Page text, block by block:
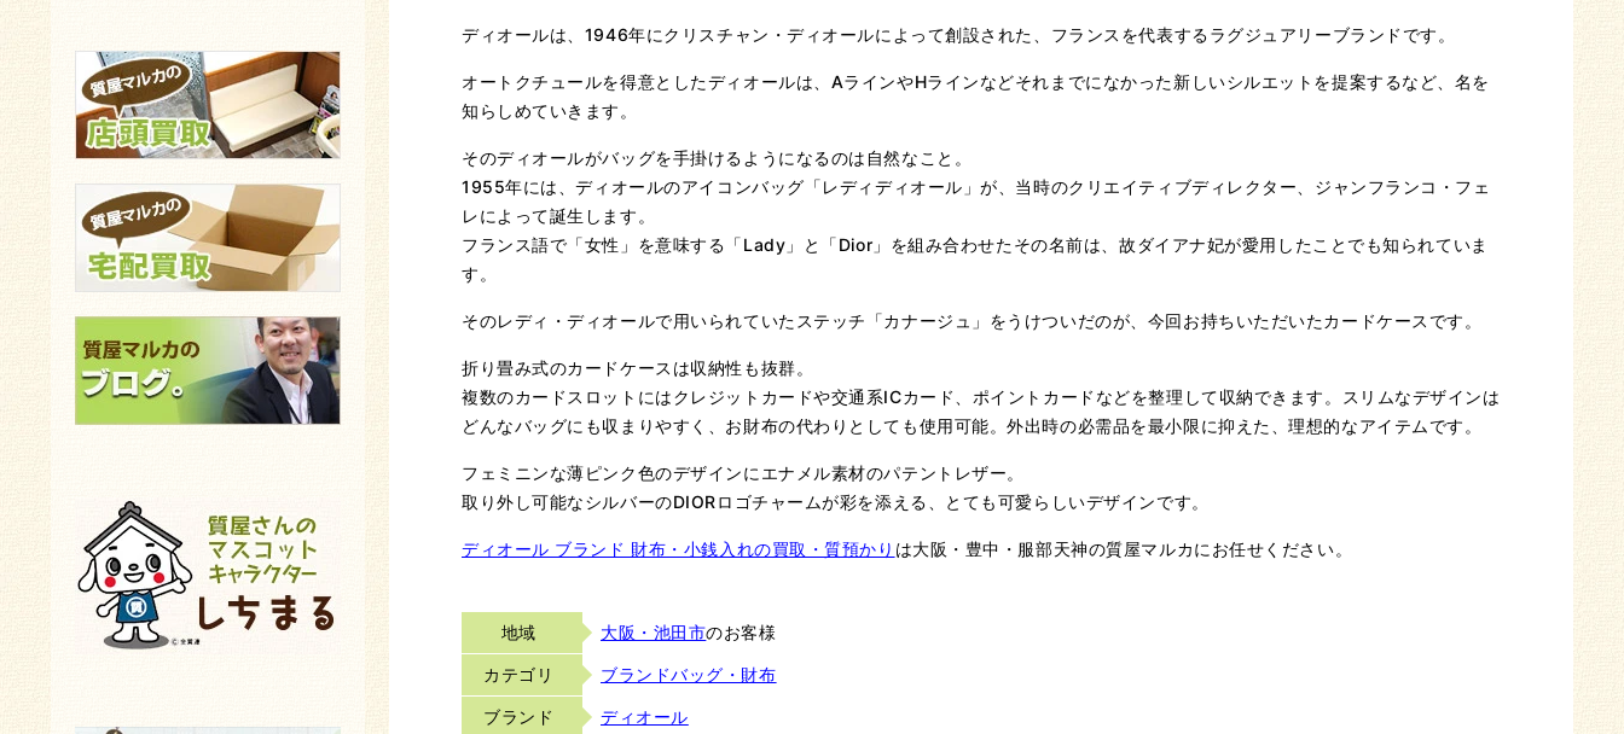
ディオールは、1946年にクリスチャン・ディオールによって創設された、フランスを代表するラグジュアリーブランドです。
オートクチュールを得意としたディオールは、AラインやHラインなどそれまでになかった新しいシルエットを提案するなど、名を
知らしめていきます。
そのディオールがバッグを手掛けるようになるのは自然なこと。
1955年には、ディオールのアイコンバッグ「レディディオール」が、当時のクリエイティブディレクター、ジャンフランコ・フェ
レによって誕生します。
フランス語で「女性」を意味する「Lady」と「Dior」を組み合わせたその名前は、故ダイアナ妃が愛用したことでも知られていま
す。
そのレディ・ディオールで用いられていたステッチ「カナージュ」をうけついだのが、今回お持ちいただいたカードケースです。
折り畳み式のカードケースは収納性も抜群。
複数のカードスロットにはクレジットカードや交通系ICカード、ポイントカードなどを整理して収納できます。スリムなデザインは
どんなバッグにも収まりやすく、お財布の代わりとしても使用可能。外出時の必需品を最小限に抑えた、理想的なアイテムです。
フェミニンな薄ピンク色のデザインにエナメル素材のパテントレザー。
取り外し可能なシルバーのDIORロゴチャームが彩を添える、とても可愛らしいデザインです。
ディオール ブランド 財布・小銭入れの買取・質預かり は大阪・豊中・服部天神の質屋マルカにお任せください。
地域 大阪・池田市のお客様
カテゴリ ブランドバッグ・財布
ブランド ディオール